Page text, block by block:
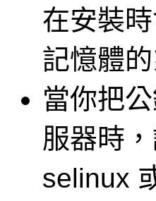
在安裝
記憶體
當你把
服器時
selinux